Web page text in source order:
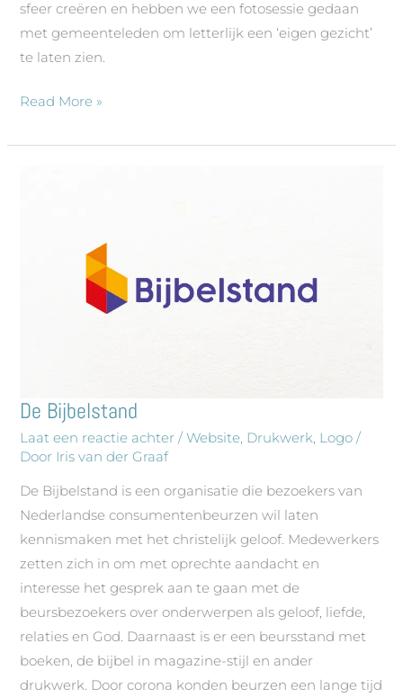
sfeer creëren en hebben we een fotosessie gedaan
met gemeenteleden om letterlijk een ‘eigen gezicht’
te laten zien.
Read More »
De Bijbelstand
Laat een reactie achter /Website Drukwerk Logo /
Door Iris van der Graaf
De Bijbelstand is een organisatie die bezoekers van
Nederlandse consumentenbeurzen wil laten
kennismaken met het christelijk geloof. Medewerkers
zetten zich in om met oprechte aandacht en
interesse het gesprek aan te gaan met de
beursbezoekers over onderwerpen als geloof, liefde,
relaties en God. Daarnaast is er een beursstand met
boeken, de bijbel in magazine-stijl en ander
drukwerk. Door corona konden beurzen een lange tijd
De
Bijbelstand